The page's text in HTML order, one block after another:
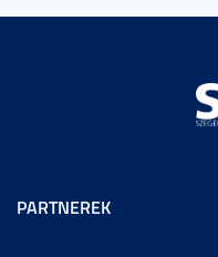
PARTNEREK